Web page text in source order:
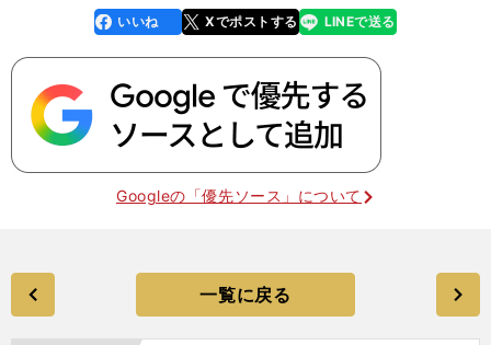
faceboo
k
いいね Xでポストする
line LINEで送る
Googleの「優先ソース」について
一覧に戻る